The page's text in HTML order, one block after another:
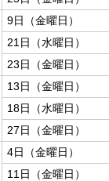
9日（金曜日）
21日（水曜日）
23日（金曜日）
13日（金曜日）
18日（水曜日）
27日（金曜日）
4日（金曜日）
11日（金曜日）